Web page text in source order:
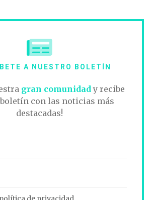
A NUESTRO BOLETÍN
gran comunidady recibe
con las noticias más
destacadas!